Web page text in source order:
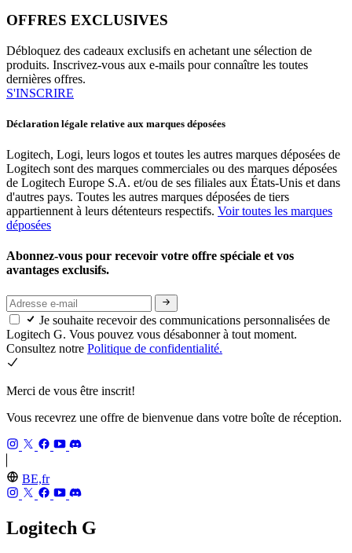
OFFRES EXCLUSIVES
Débloquez des cadeaux exclusifs en achetant une sélection de
produits. Inscrivez-vous aux e-mails pour connaître les toutes
dernières offres.
S'INSCRIRE
Déclaration légale relative aux marques déposées
Logitech, Logi, leurs logos et toutes les autres marques déposées de
Logitech sont des marques commerciales ou des marques déposées
de Logitech Europe S.A. et/ou de ses filiales aux États-Unis et dans
d'autres pays. Toutes les autres marques déposées de tiers
appartiennent à leurs détenteurs respectifs. Voir toutes les marques
déposées
Abonnez-vous pour recevoir votre offre spéciale et vos
avantages exclusifs.
Je souhaite recevoir des communications personnalisées de
Logitech G. Vous pouvez vous désabonner à tout moment.
Consultez notre Politique de confidentialité.
Merci de vous être inscrit!
Vous recevrez une offre de bienvenue dans votre boîte de réception.
BE,fr
Logitech G